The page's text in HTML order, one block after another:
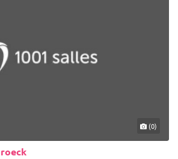
(0)